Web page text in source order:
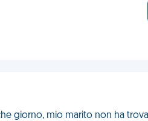
giorno, mio marito non ha